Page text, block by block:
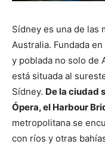
Sídney es una de las
Australia. Fundada
y poblada no solo de
está situada al
Sídney. De la ciudad
Ópera, el Harbour
metropolitana se
con ríos y otras